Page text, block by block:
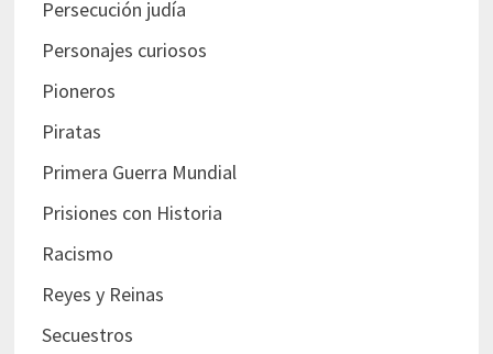
Persecución judía
Personajes curiosos
Pioneros
Piratas
Primera Guerra Mundial
Prisiones con Historia
Racismo
Reyes y Reinas
Secuestros